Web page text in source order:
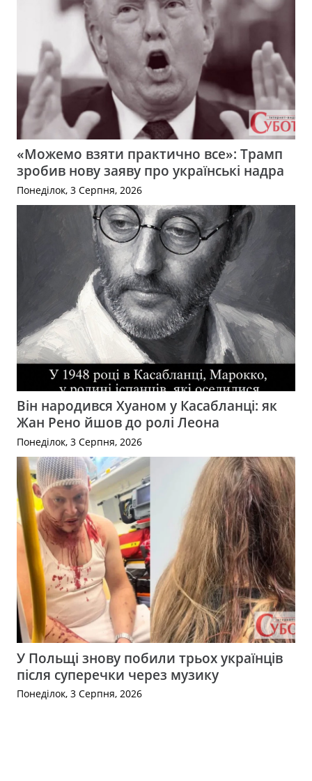
«Можемо взяти практично все»: Трамп
зробив нову заяву про українські надра
Понеділок, 3 Серпня, 2026
Він народився Хуаном у Касабланці: як
Жан Рено йшов до ролі Леона
Понеділок, 3 Серпня, 2026
У Польщі знову побили трьох українців
після суперечки через музику
Понеділок, 3 Серпня, 2026